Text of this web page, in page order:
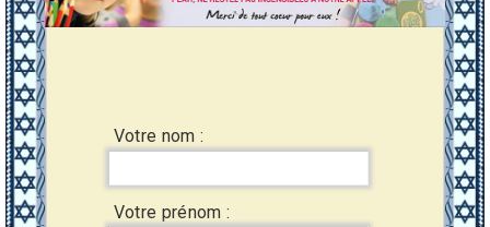
Votre nom :
Votre prénom :